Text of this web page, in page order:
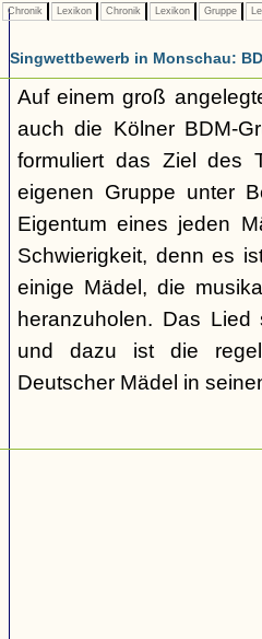
Chronik Lexikon Chronik Lexikon Gruppe
Singwettbewerb in Monschau:
Auf einem groß
auch die Kölner BDM-
formuliert das Ziel des
eigenen Gruppe unter
Eigentum eines jeden
Schwierigkeit, denn es
einige Mädel, die
heranzuholen. Das
und dazu ist die
Deutscher Mädel in